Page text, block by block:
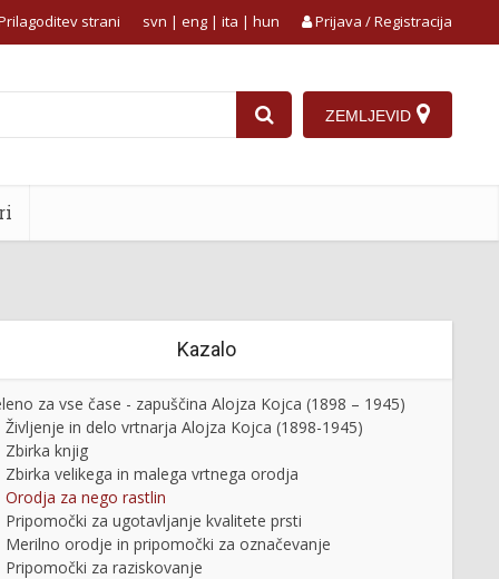
strani Prijava / Registracija
svn | eng | ita | hun
ZEMLJEVID
Kazalo
za vse čase - zapuščina Alojza Kojca (1898 – 1945)
Življenje in delo vrtnarja Alojza Kojca (1898-1945)
Zbirka knjig
Zbirka velikega in malega vrtnega orodja
Orodja za nego rastlin
Pripomočki za ugotavljanje kvalitete prsti
Merilno orodje in pripomočki za označevanje
Pripomočki za raziskovanje